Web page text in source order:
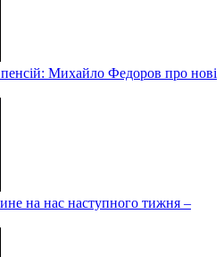
Михайло Федоров про нові
на нас наступного тижня –